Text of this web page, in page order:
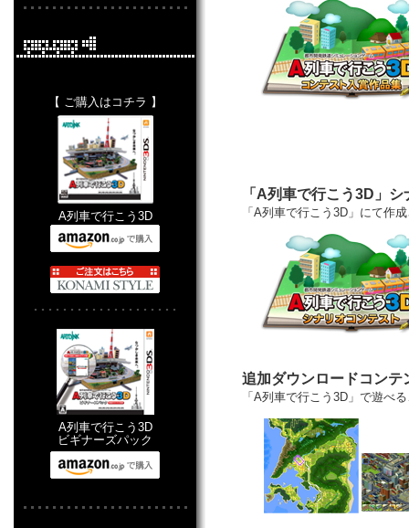
【 ご購入はコチラ 】
A列車で行こう3D
････････････････････
A列車で行こう3D
ビギナーズパック
「A列車で行こう3D」
「A列車で行こう3D」にて作
追加ダウンロードコンテ
「A列車で行こう3D」で遊べ